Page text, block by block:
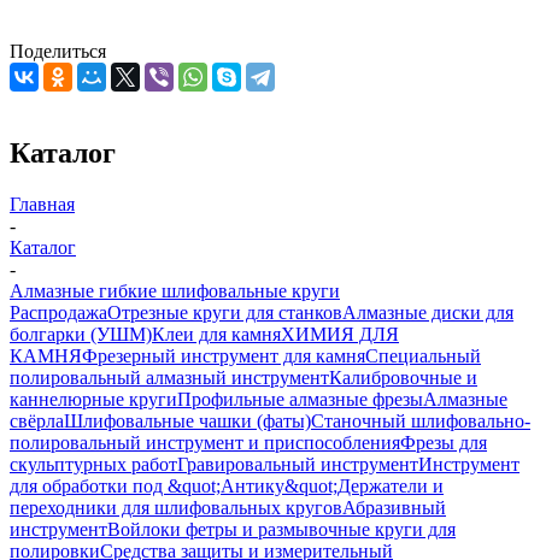
Поделиться
Каталог
Главная
-
Каталог
-
Алмазные гибкие шлифовальные круги
РаспродажаОтрезные круги для станковАлмазные диски для
болгарки (УШМ)Клеи для камняХИМИЯ ДЛЯ
КАМНЯФрезерный инструмент для камняСпециальный
полировальный алмазный инструментКалибровочные и
каннелюрные кругиПрофильные алмазные фрезыАлмазные
свёрлаШлифовальные чашки (фаты)Станочный шлифовально-
полировальный инструмент и приспособленияФрезы для
скульптурных работГравировальный инструментИнструмент
для обработки под &quot;Антику&quot;Держатели и
переходники для шлифовальных круговАбразивный
инструментВойлоки фетры и размывочные круги для
полировкиСредства защиты и измерительный